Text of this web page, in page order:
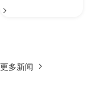
更多新闻